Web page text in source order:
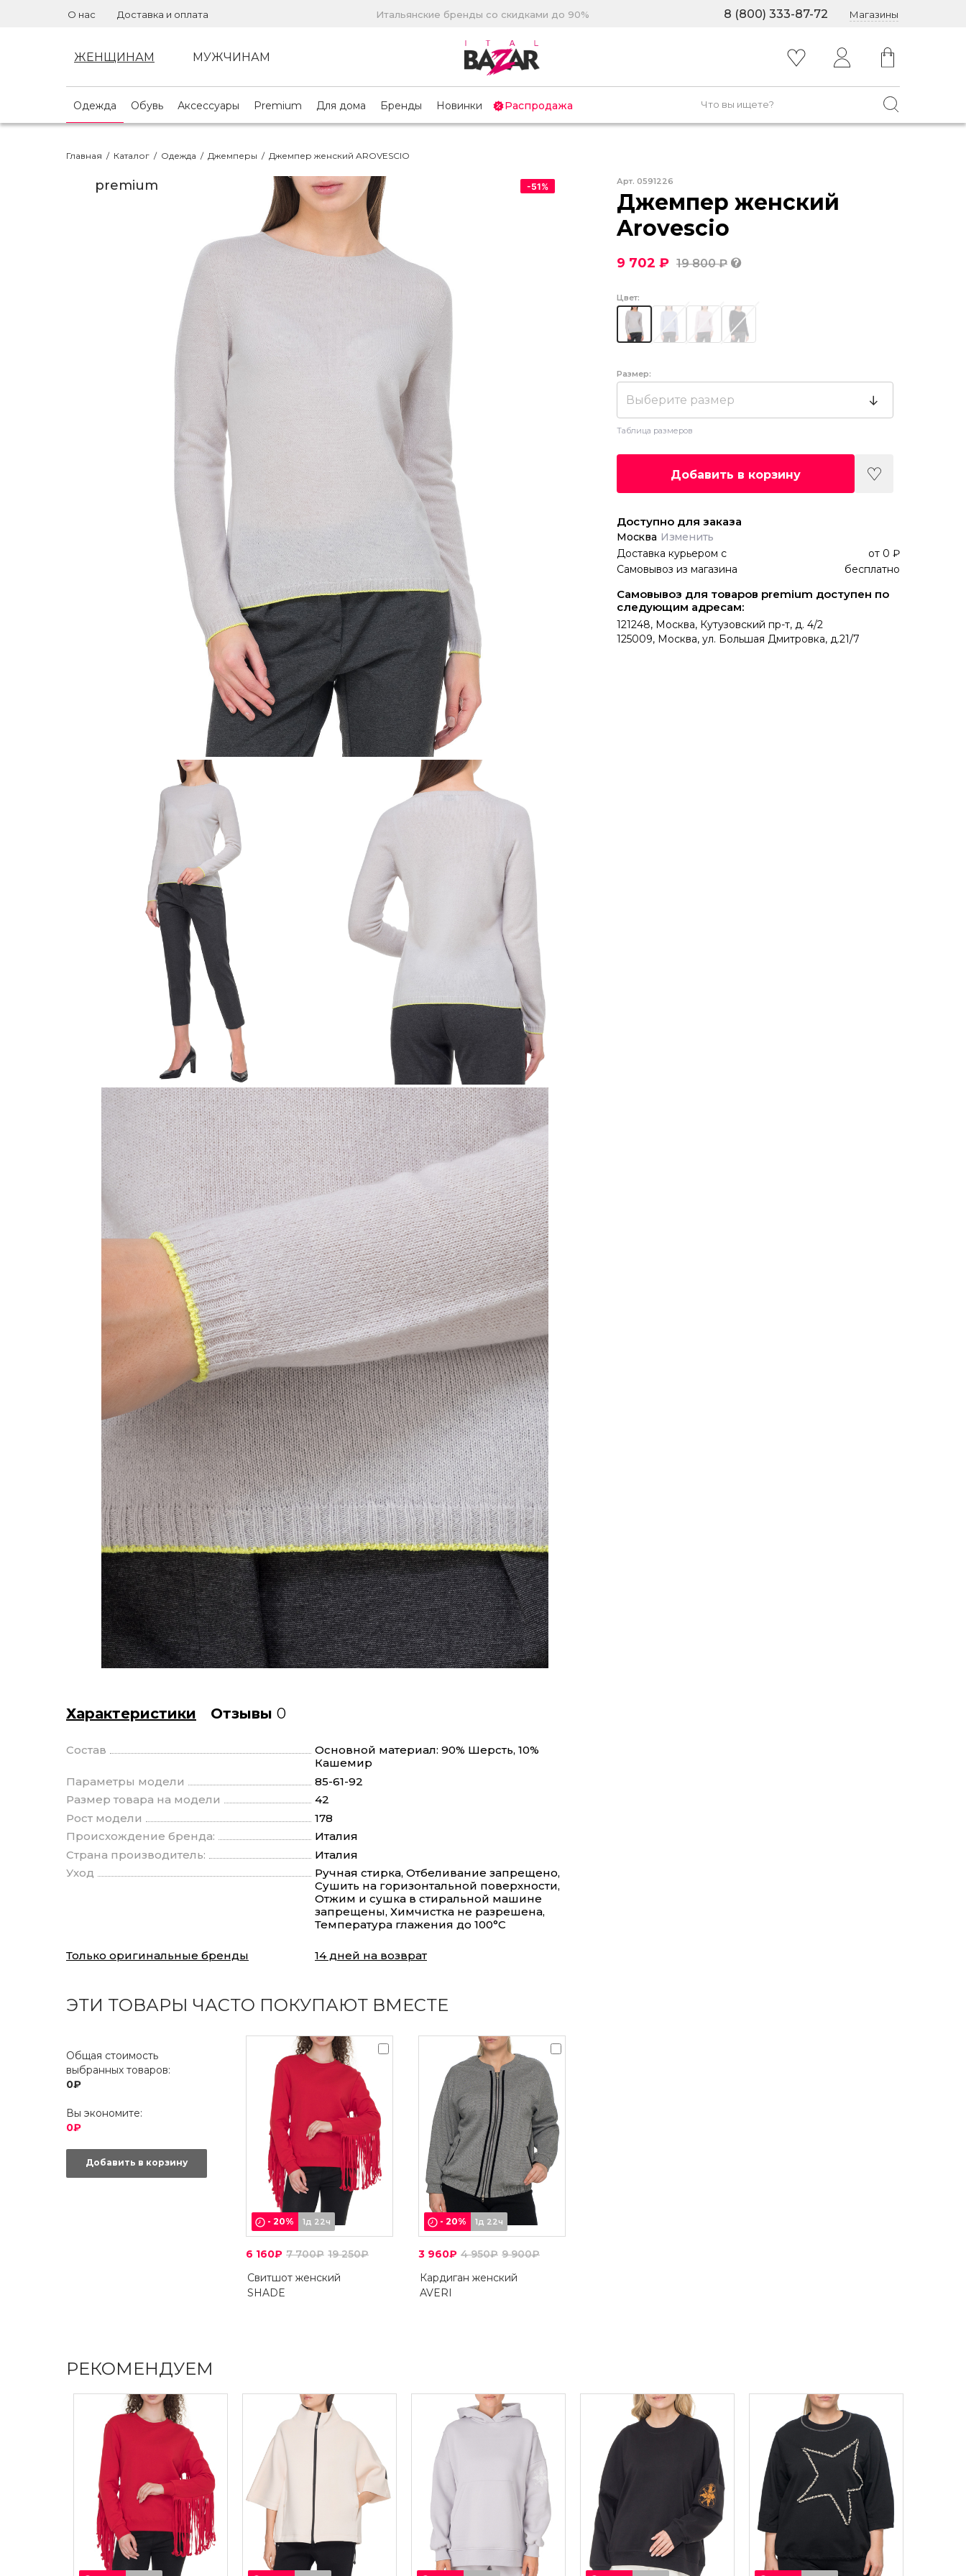
О нас Доставка и оплата Итальянские бренды со скидками до 90% 8 (800) 333-87-72 Магазины
ЖЕНЩИНАМ МУЖЧИНАМ
Одежда Обувь Аксессуары Premium Для дома Бренды Новинки Распродажа
Главная / Каталог / Одежда / Джемперы / Джемпер женский AROVESCIO
-51%
premium Арт. 0591226
Джемпер женский
Arovescio
9 702 ₽ 19 800 ₽
Цвет:
Размер:
Выберите размер
Таблица размеров
Добавить в корзину
Доступно для заказа
Москва Изменить
Доставка курьером с от 0 ₽
Самовывоз из магазина
бесплатно
Самовывоз для товаров premium доступен по
следующим адресам:
121248, Москва, Кутузовский пр-т, д. 4/2
125009, Москва, ул. Большая Дмитровка, д.21/7
Характеристики Отзывы 0
Состав
Основной материал: 90% Шерсть, 10%
Кашемир
Параметры модели
85-61-92
Размер товара на модели
42
Рост модели
178
Происхождение бренда:
Италия
Страна производитель:
Италия
Уход
Ручная стирка, Отбеливание запрещено,
Сушить на горизонтальной поверхности,
Отжим и сушка в стиральной машине
запрещены, Химчистка не разрешена,
Температура глажения до 100°С
Только оригинальные бренды 14 дней на возврат
ЭТИ ТОВАРЫ ЧАСТО ПОКУПАЮТ ВМЕСТЕ
Общая стоимость
выбранных товаров:
0₽
Вы экономите:
0₽
Добавить в корзину
- 20% 1д 22ч
6 160₽ 7 700₽ 19 250₽
Свитшот женский
SHADE
- 20% 1д 22ч
3 960₽ 4 950₽ 9 900₽
Кардиган женский
AVERI
РЕКОМЕНДУЕМ